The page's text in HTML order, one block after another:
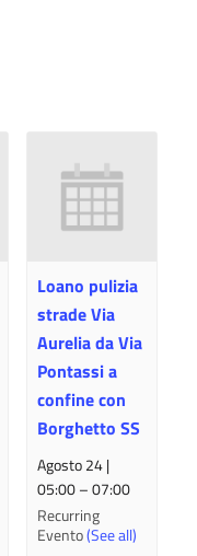
Loano pulizia
strade Via
Aurelia da Via
Pontassi a
confine con
Borghetto SS
Agosto 24 |
05:00–07:00
Recurring
Evento(See all)